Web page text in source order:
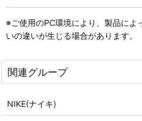
※ご使用のPC環境により、製品によ
いの違いが生じる場合があります。
関連グループ
NIKE(ナイキ)